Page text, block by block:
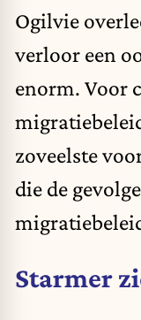
Ogilvie
verloor een
enorm. Voor
zoveelste
die de
Starmer